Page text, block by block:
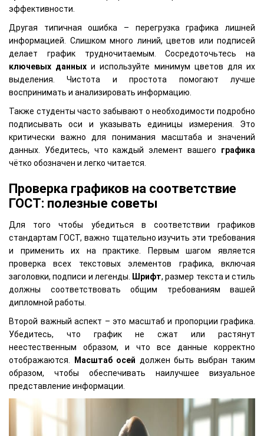
эффективности.
Другая типичная ошибка – перегрузка графика лишней
информацией. Слишком много линий, цветов или подписей
делает график трудночитаемым. Сосредоточьтесь на
ключевых данных и используйте минимум цветов для их
выделения. Чистота и простота помогают лучше
воспринимать и анализировать информацию.
Также студенты часто забывают о необходимости подробно
подписывать оси и указывать единицы измерения. Это
критически важно для понимания масштаба и значений
данных. Убедитесь, что каждый элемент вашего графика
чётко обозначен и легко читается.
Проверка графиков на соответствие
ГОСТ: полезные советы
Для того чтобы убедиться в соответствии графиков
стандартам ГОСТ, важно тщательно изучить эти требования
и применить их на практике. Первым шагом является
проверка всех текстовых элементов графика, включая
заголовки, подписи и легенды. Шрифт, размер текста и стиль
должны соответствовать общим требованиям вашей
дипломной работы.
Второй важный аспект – это масштаб и пропорции графика.
Убедитесь, что график не сжат или растянут
неестественным образом, и что все данные корректно
отображаются.
Масштаб осей должен быть выбран таким
образом, чтобы обеспечивать наилучшее визуальное
представление информации.